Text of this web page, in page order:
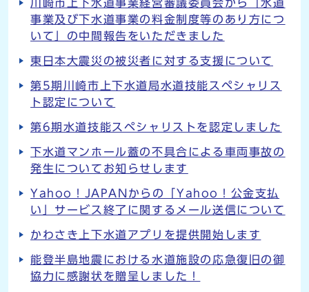
川崎市上下水道事業経営審議委員会から「水道
事業及び下水道事業の料金制度等のあり方につ
いて」の中間報告をいただきました
東日本大震災の被災者に対する支援について
第5期川崎市上下水道局水道技能スペシャリス
ト認定について
第6期水道技能スペシャリストを認定しました
下水道マンホール蓋の不具合による車両事故の
発生についてお知らせします
Yahoo！JAPANからの「Yahoo！公金支払
い」サービス終了に関するメール送信について
かわさき上下水道アプリを提供開始します
能登半島地震における水道施設の応急復旧の御
協力に感謝状を贈呈しました！